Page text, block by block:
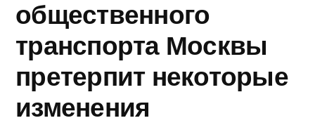
общественного
транспорта Москвы
претерпит некоторые
изменения